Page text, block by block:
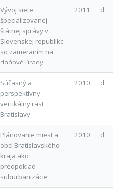
Vývoj siete
špecializovanej
štátnej správy v
Slovenskej republike
so zameraním na
daňové úrady
2011 d
Súčasný a
perspektívny
vertikálny rast
Bratislavy
2010 d
Plánovanie miest a
obcí Bratislavského
kraja ako
predpoklad
suburbanizácie
2010 d